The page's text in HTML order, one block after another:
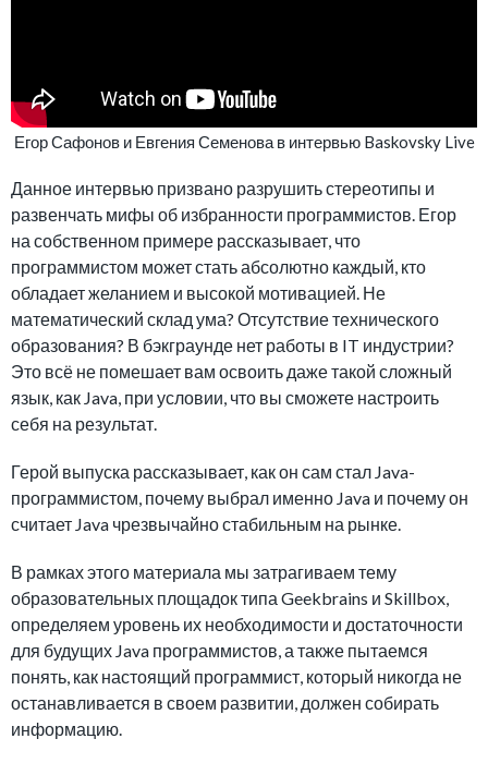
Егор Сафонов и Евгения Семенова в интервью Baskovsky Live
Данное интервью призвано разрушить стереотипы и
развенчать мифы об избранности программистов. Егор
на собственном примере рассказывает, что
программистом может стать абсолютно каждый, кто
обладает желанием и высокой мотивацией. Не
математический склад ума? Отсутствие технического
образования? В бэкграунде нет работы в IT индустрии?
Это всё не помешает вам освоить даже такой сложный
язык, как Java, при условии, что вы сможете настроить
себя на результат.
Герой выпуска рассказывает, как он сам стал Java-
программистом, почему выбрал именно Java и почему он
считает Java чрезвычайно стабильным на рынке.
В рамках этого материала мы затрагиваем тему
образовательных площадок типа Geekbrains и Skillbox,
определяем уровень их необходимости и достаточности
для будущих Java программистов, а также пытаемся
понять, как настоящий программист, который никогда не
останавливается в своем развитии, должен собирать
информацию.